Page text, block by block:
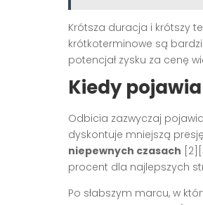
Krótsza duracja i krótszy
krótkoterminowe są
potencjał zysku za cenę
Kiedy
Odbicia zazwyczaj
dyskontuje mniejszą
niepewnych czasach
procent dla najlepszych
Po słabszym marcu, w